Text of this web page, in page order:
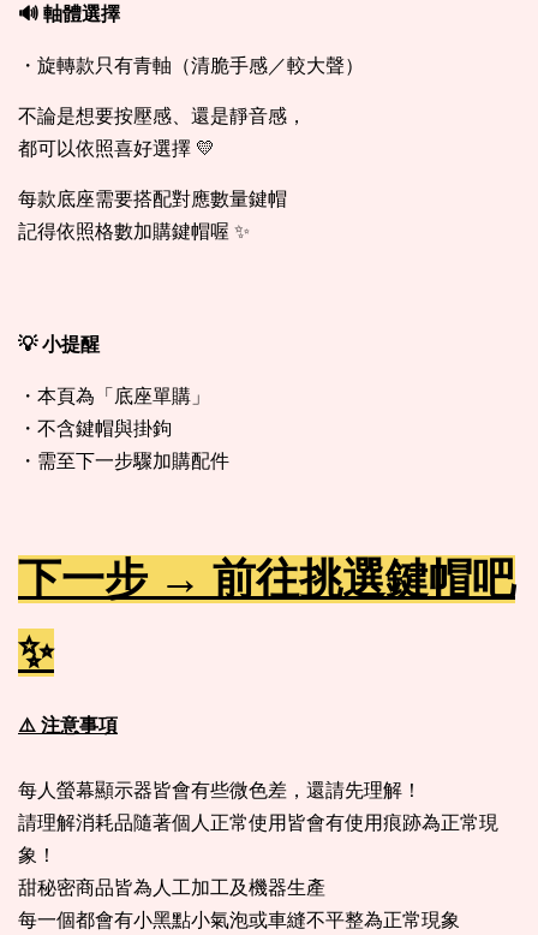
🔊 軸體選擇
・旋轉款只有青軸（清脆手感／較大聲）
不論是想要按壓感、還是靜音感，
都可以依照喜好選擇 💛
每款底座需要搭配對應數量鍵帽
記得依照格數加購鍵帽喔 ✨
💡 小提醒
・本頁為「底座單購」
・不含鍵帽與掛鉤
・需至下一步驟加購配件
下一步 → 前往挑選鍵帽吧
✨
⚠️ 注意事項
每人螢幕顯示器皆會有些微色差，還請先理解！
請理解消耗品隨著個人正常使用皆會有使用痕跡為正常現
象！
甜秘密商品皆為人工加工及機器生產
每一個都會有小黑點小氣泡或車縫不平整為正常現象